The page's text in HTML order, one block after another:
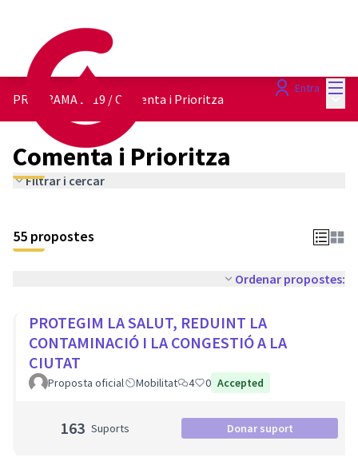
Entra
PROGRAMA 2019 /Comenta i Prioritza
Comenta i Prioritza
Filtrar i cercar
55 propostes
Ordenar propostes:
PROTEGIM LA SALUT, REDUINT LA
CONTAMINACIÓ I LA CONGESTIÓ A LA
CIUTAT
Proposta oficial Mobilitat 4 0 Accepted
163 Suports Donar suport